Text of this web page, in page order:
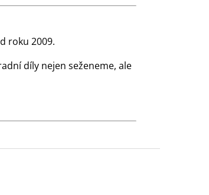
roku 2009.
díly nejen seženeme, ale